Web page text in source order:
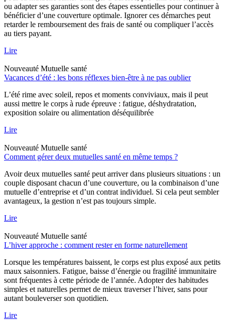
ou adapter ses garanties sont des étapes essentielles pour continuer à
bénéficier d’une couverture optimale. Ignorer ces démarches peut
retarder le remboursement des frais de santé ou compliquer l’accès
au tiers payant.
Lire
Nouveauté Mutuelle santé
Vacances d’été : les bons réflexes bien-être à ne pas oublier
L’été rime avec soleil, repos et moments conviviaux, mais il peut
aussi mettre le corps à rude épreuve : fatigue, déshydratation,
exposition solaire ou alimentation déséquilibrée
Lire
Nouveauté Mutuelle santé
Comment gérer deux mutuelles santé en même temps ?
Avoir deux mutuelles santé peut arriver dans plusieurs situations : un
couple disposant chacun d’une couverture, ou la combinaison d’une
mutuelle d’entreprise et d’un contrat individuel. Si cela peut sembler
avantageux, la gestion n’est pas toujours simple.
Lire
Nouveauté Mutuelle santé
L’hiver approche : comment rester en forme naturellement
Lorsque les températures baissent, le corps est plus exposé aux petits
maux saisonniers. Fatigue, baisse d’énergie ou fragilité immunitaire
sont fréquentes à cette période de l’année. Adopter des habitudes
simples et naturelles permet de mieux traverser l’hiver, sans pour
autant bouleverser son quotidien.
Lire